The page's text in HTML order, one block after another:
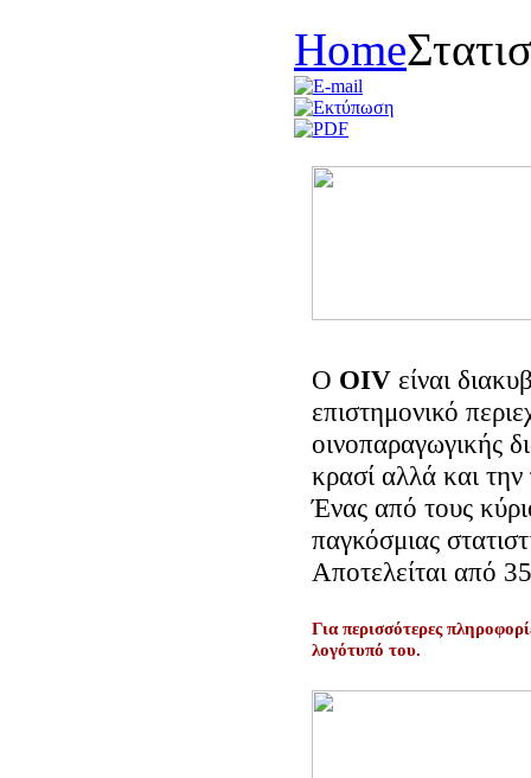
Home
Ο OIV είναι
επιστημονικό
οινοπαραγωγικής
κρασί αλλά και
Ένας από τους
παγκόσμιας
Αποτελείται από
Για περισσότερες
λογότυπό του.